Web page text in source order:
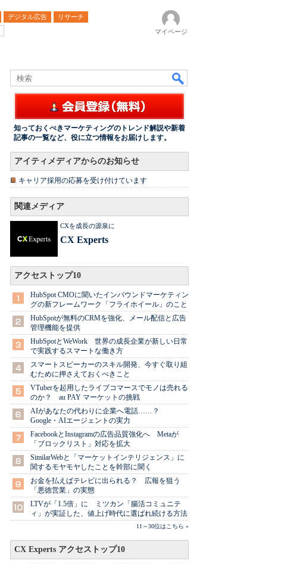
デジタル広告
リサーチ
マイページ
知っておくべきマーケティングのトレンド解説や新着
記事の一覧など、役に立つ情報をお届けします。
アイティメディアからのお知らせ
キャリア採用の応募を受け付けています
関連メディア
CXを成長の源泉に
CX Experts
アクセストップ10
HubSpot CMOに聞いたインバウンドマーケティン
グの新フレームワーク「フライホイール」のこと
HubSpotが無料のCRMを強化、メール配信と広告
管理機能を提供
HubSpotとWeWork 世界の成長企業が新しい日常
で実践するスマートな働き方
スマートスピーカーのスキル開発、今すぐ取り組
むために押さえておくべきこと
VTuberを起用したライブコマースでモノは売れる
のか？ au PAY マーケットの挑戦
AIがあなたの代わりに企業へ電話……？
Google・AIエージェントの実力
FacebookとInstagramの広告品質強化へ Metaが
「ブロックリスト」対応を拡大
SimilarWebと「マーケットインテリジェンス」に
関するモヤモヤしたことを幹部に聞く
お金を払えばテレビに出られる？ 広報を狙う
「悪徳営業」の実態
LTVが「1.5倍」に ミツカン「腸活コミュニテ
ィ」が実証した、値上げ時代に選ばれ続ける方法
11～30位はこちら »
CX Experts アクセストップ10